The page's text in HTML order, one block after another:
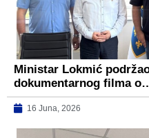
Ministar Lokmić
dokumentarnog filma
16 Juna, 2026